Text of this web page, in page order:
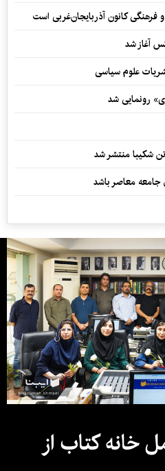
فرهنگی کانون آذربایجان‌غربی است
آغاز شد
علوم سیاسی
رونمایی شد
شکیبا منتشر شد
جامعه معاصر باشد
خانه کتاب از